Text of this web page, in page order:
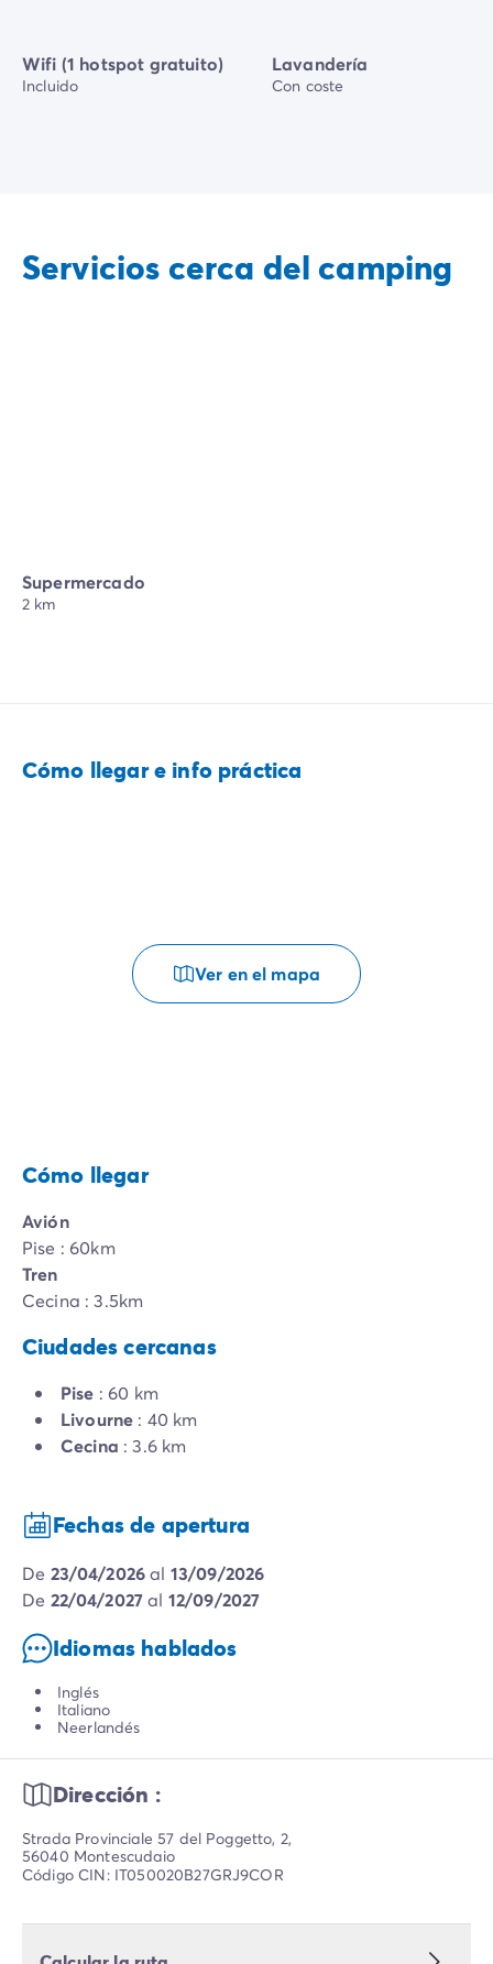
Wifi (1 hotspot gratuito)
Incluido
Lavandería
Con coste
Servicios cerca del camping
Supermercado
2 km
Cómo llegar e info práctica
Ver en el mapa
Cómo llegar
Avión
Pise : 60km
Tren
Cecina : 3.5km
Ciudades cercanas
Pise : 60 km
Livourne : 40 km
Cecina : 3.6 km
Fechas de apertura
de 23/04/2026al 13/09/2026
de 22/04/2027al 12/09/2027
Idiomas hablados
Inglés
Italiano
Neerlandés
Dirección :
Strada Provinciale 57 del Poggetto, 2,
56040 Montescudaio
Código CIN: IT050020B27GRJ9COR